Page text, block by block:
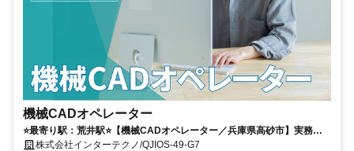
機械CADオペレーター
⭐️最寄り駅：荒井駅⭐️【機械CADオペレーター／兵庫県高砂市】実務未
経験歓迎！大手メーカー◎＊年2回賞与あり
株式会社インターテクノ/QJIOS-49-G7